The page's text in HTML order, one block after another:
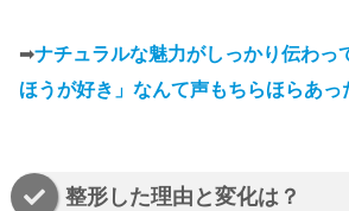
➡ナチュラルな魅力がしっかり伝わっ
ほうが好き」なんて声もちらほらあっ
整形した理由と変化は？